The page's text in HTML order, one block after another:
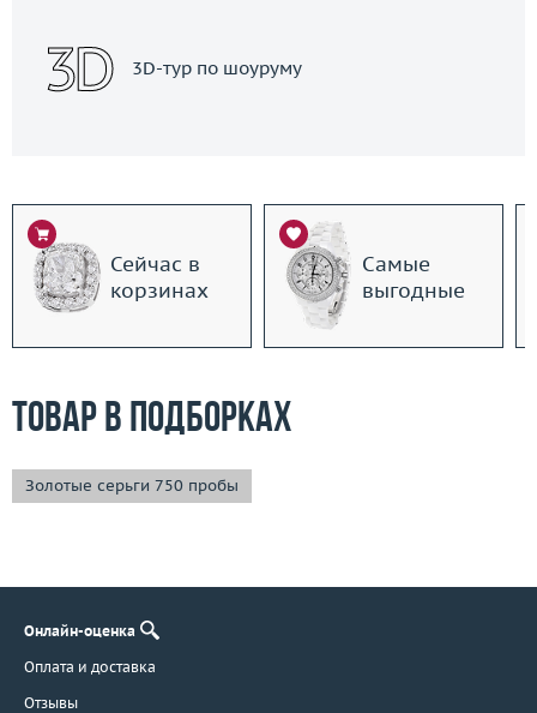
3D-тур по шоуруму
Сейчас в
корзинах
Самые
выгодные
Товар в подборках
Золотые серьги 750 пробы
Онлайн-оценка
Оплата и доставка
Отзывы